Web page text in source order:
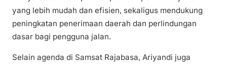
yang lebih mudah dan efisien, sekaligus mendukung
peningkatan penerimaan daerah dan perlindungan
dasar bagi pengguna jalan.
Selain agenda di Samsat Rajabasa, Ariyandi juga